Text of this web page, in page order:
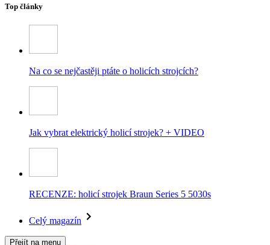
Top články
Na co se nejčastěji ptáte o holicích strojcích?
Jak vybrat elektrický holicí strojek? + VIDEO
RECENZE: holicí strojek Braun Series 5 5030s
Celý magazín
Přejít na menu